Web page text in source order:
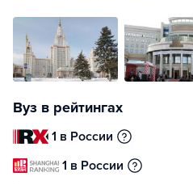
Вуз в рейтингах
1 в России
1 в России